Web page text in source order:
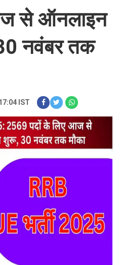
से ऑनलाइन
नवंबर तक
IST